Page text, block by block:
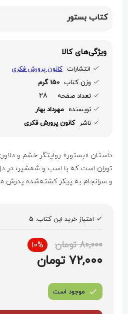
کتاب بستور
ویژگی‌های کالا
انتشارات کانون پرورش فکری
وزن کتاب 150 گرم
تعداد صفحه
28
نویسنده مهرداد بهار
ناشر کانون پرورش فکری
داستان «بستور» روایتگر خشم و
توران است که با اسب و شمشیر،
و سرانجام به پیکر کشته‌شده پدرش
امتیاز خرید این کتاب: 5
80,000 تومان 10%
72,000 تومان
موجود است